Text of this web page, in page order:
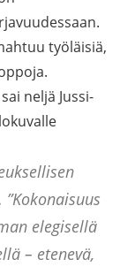
työläisiä,
neljä Jussi-
elegisellä
– etenevä,